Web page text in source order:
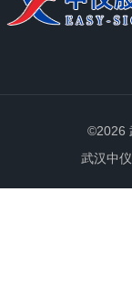
©2026
武汉中